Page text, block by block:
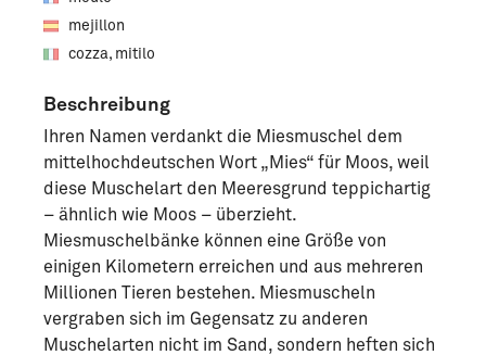
Beschreibung
Ihren Namen verdankt die Miesmuschel dem
mittelhochdeutschen Wort „Mies“ für Moos, weil
diese Muschelart den Meeresgrund teppichartig
– ähnlich wie Moos – überzieht.
Miesmuschelbänke können eine Größe von
einigen Kilometern erreichen und aus mehreren
Millionen Tieren bestehen. Miesmuscheln
vergraben sich im Gegensatz zu anderen
Muschelarten nicht im Sand, sondern heften sich
mejillon
cozza, mitilo